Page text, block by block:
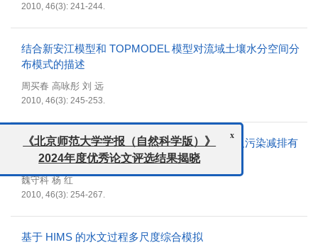
2010, 46(3): 241-244.
结合新安江模型和 TOPMODEL 模型对流域土壤水分空间分
布模式的描述
周买春 高咏彤 刘 远
2010, 46(3): 245-253.
用博弈论方法模拟流域调水中与生活用水分配及污染减排有
关的利益冲突
魏守科 杨 红
2010, 46(3): 254-267.
基于 HIMS 的水文过程多尺度综合模拟
x
2024年度优秀论文评选结果揭晓